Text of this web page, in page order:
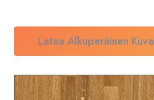
Lataa Alkuperäinen Kuva